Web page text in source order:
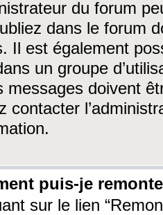
du forum
dans le forum
Il est également
un groupe
messages doivent
contacter
puis-je
sur le lien